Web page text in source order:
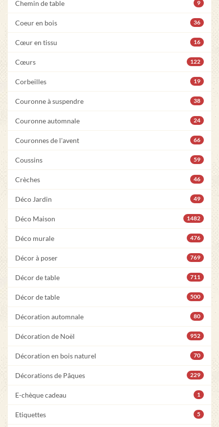
Chemin de table 9
Coeur en bois 36
Cœur en tissu 16
Cœurs 122
Corbeilles 19
Couronne à suspendre 38
Couronne automnale 24
Couronnes de l'avent 66
Coussins 59
Crèches 46
Déco Jardin 49
Déco Maison 1482
Déco murale 476
Décor à poser 769
Décor de table 711
Décor de table 500
Décoration automnale 80
Décoration de Noël 952
Décoration en bois naturel 70
Décorations de Pâques 229
E-chèque cadeau 1
Etiquettes 5